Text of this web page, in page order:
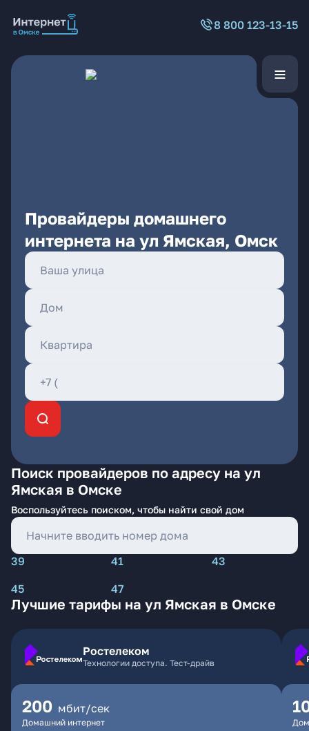
8 800 123-13-15
Провайдеры домашнего
интернета на ул Ямская, Омск
Поиск провайдеров по адресу на ул
Ямская в Омске
Воспользуйтесь поиском, чтобы найти свой дом
39 41
43
45
47
Лучшие тарифы на ул Ямская в Омске
Ростелеком
Технологии доступа. Тест-драйв
200 мбит/сек
Домашний интернет